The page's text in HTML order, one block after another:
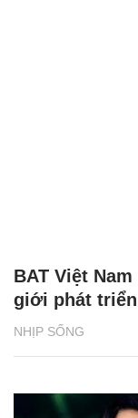
NHỊP SỐNG
BAT Việt
giới phát